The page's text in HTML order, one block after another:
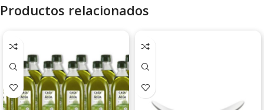
Productos relacionados